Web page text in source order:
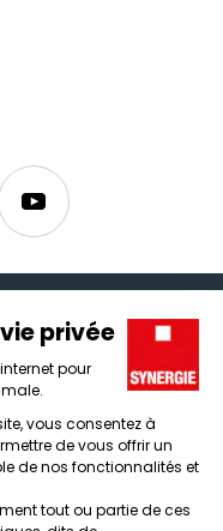
Youtube
et mentions légales